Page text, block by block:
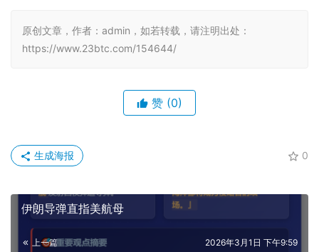
原创文章，作者：admin，如若转载，请注明出处：
https://www.23btc.com/154644/
赞 (0)
0
生成海报
伊朗导弹直指美航母
上一篇 2026年3月1日 下午9:59